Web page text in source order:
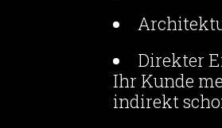
Direkter
Ihr Kunde
indirekt